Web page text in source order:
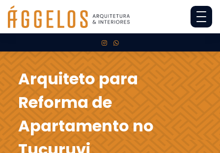
Arquiteto para
Reforma de
Apartamento no